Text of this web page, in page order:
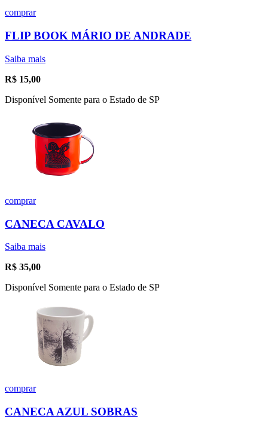
comprar
FLIP BOOK MÁRIO DE ANDRADE
Saiba mais
R$ 15,00
Disponível Somente para o Estado de SP
comprar
CANECA CAVALO
Saiba mais
R$ 35,00
Disponível Somente para o Estado de SP
comprar
CANECA AZUL SOBRAS